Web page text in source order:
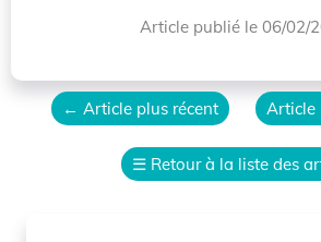
Article publié le 06/02/
← Article plus récent Article
☰ Retour à la liste des